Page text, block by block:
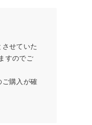
せていた
すのでご
ご購入が確